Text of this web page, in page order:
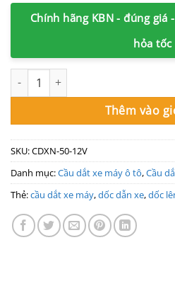
Chính hãng KBN - đúng giá
hỏa tốc
Cầu dắt xe máy nhựa cao 12cm
Thêm vào
SKU:CDXN-50-12V
Danh mục:Cầu dắt xe máy ô tô,Cầu
Thẻ:cầu dắt xe máy,dốc dẫn xe,dốc